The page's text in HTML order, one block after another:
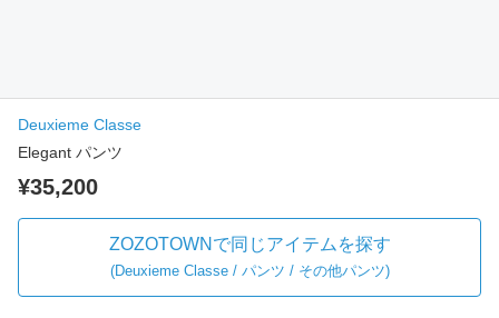
Deuxieme Classe
Elegant パンツ
¥35,200
ZOZOTOWNで同じアイテムを探す
(Deuxieme Classe / パンツ / その他パンツ)